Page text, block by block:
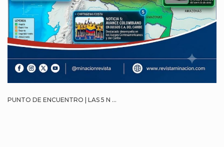
PUNTO DE ENCUENTRO | LAS 5 N ...